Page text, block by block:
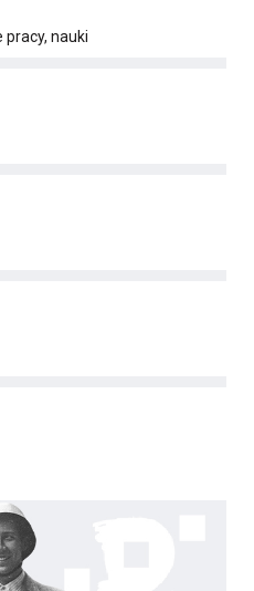
pracy, nauki